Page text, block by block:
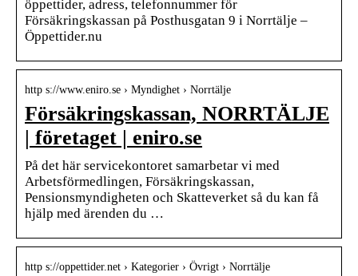
öppettider, adress, telefonnummer för
Försäkringskassan på Posthusgatan 9 i Norrtälje –
Öppettider.nu
http s://www.eniro.se › Myndighet › Norrtälje
Försäkringskassan, NORRTÄLJE
| företaget | eniro.se
På det här servicekontoret samarbetar vi med
Arbetsförmedlingen, Försäkringskassan,
Pensionsmyndigheten och Skatteverket så du kan få
hjälp med ärenden du …
http s://oppettider.net › Kategorier › Övrigt › Norrtälje